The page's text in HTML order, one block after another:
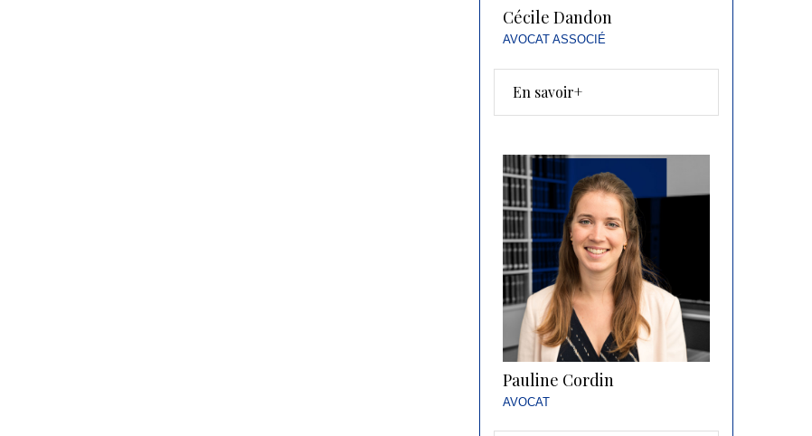
Cécile Dandon
AVOCAT ASSOCIÉ
En savoir+
Pauline Cordin
AVOCAT